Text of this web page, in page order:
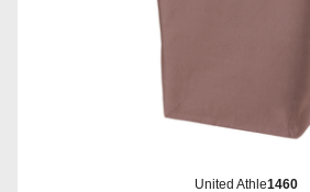
United Athle1460